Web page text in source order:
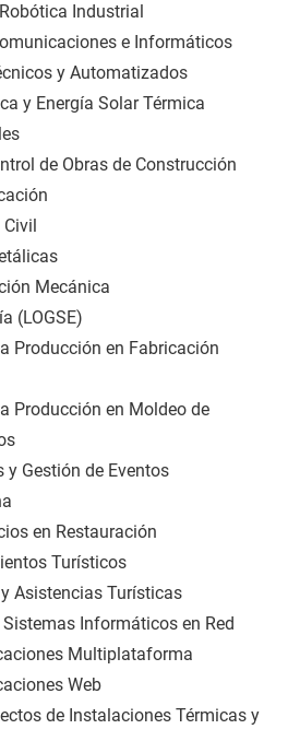
Industrial
e Informáticos
y Automatizados
y Energía Solar Térmica
de Obras de Construcción
Civil
Mecánica
(LOGSE)
Producción en Fabricación
Producción en Moldeo de
y Gestión de Eventos
en Restauración
Turísticos
Asistencias Turísticas
Informáticos en Red
Multiplataforma
Web
de Instalaciones Térmicas y